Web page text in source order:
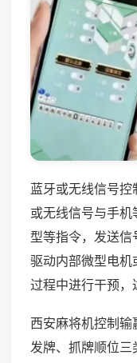
蓝牙或无线信号
或无线信号与手
型等指令，发送
驱动内部微型电
过程中进行干预，
西安麻将机控制
发牌、抓牌顺位三